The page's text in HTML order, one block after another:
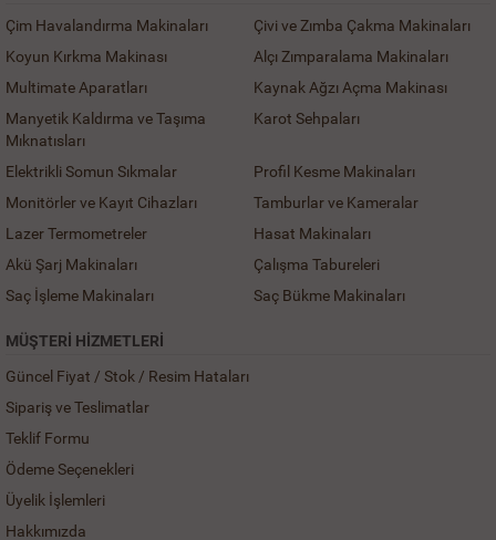
Çim Havalandırma Makinaları
Çivi ve Zımba Çakma Makinaları
Koyun Kırkma Makinası
Alçı Zımparalama Makinaları
Multimate Aparatları
Kaynak Ağzı Açma Makinası
Manyetik Kaldırma ve Taşıma
Mıknatısları
Karot Sehpaları
Elektrikli Somun Sıkmalar
Profil Kesme Makinaları
Monitörler ve Kayıt Cihazları
Tamburlar ve Kameralar
Lazer Termometreler
Hasat Makinaları
Akü Şarj Makinaları
Çalışma Tabureleri
Saç İşleme Makinaları
Saç Bükme Makinaları
MÜŞTERI HIZMETLERI
Güncel Fiyat / Stok / Resim Hataları
Sipariş ve Teslimatlar
Teklif Formu
Ödeme Seçenekleri
Üyelik İşlemleri
Hakkımızda